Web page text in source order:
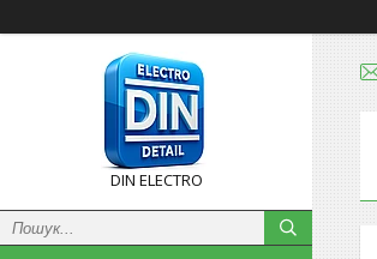
DIN ELECTRO